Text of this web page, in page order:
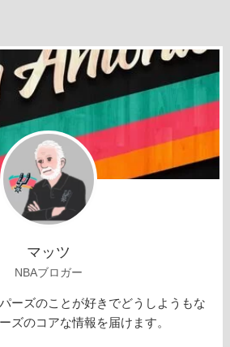
マッツ
NBAブロガー
ーズのことが好きでどうしようもな
ズのコアな情報を届けます。